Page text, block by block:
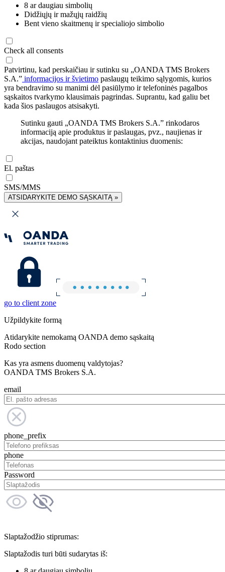
8 ar daugiau simbolių
Didžiųjų ir mažųjų raidžių
Bent vieno skaitmenų ir specialiojo simbolio
Check all consents
Patvirtinu, kad perskaičiau ir sutinku su „OANDA TMS Brokers
S.A.” informacijos ir švietimo paslaugų teikimo sąlygomis, kurios
yra bendravimo su manimi dėl pasiūlymo ir telefoninės pagalbos
sąskaitos tvarkymo klausimais pagrindas. Suprantu, kad galiu bet
kada šios paslaugos atsisakyti.
Sutinku gauti „OANDA TMS Brokers S.A.” rinkodaros
informaciją apie produktus ir paslaugas, pvz., naujienas ir
akcijas, naudojant pateiktus kontaktinius duomenis:
El. paštas
SMS/MMS
ATSIDARYKITE DEMO SĄSKAITĄ »
go to client zone
Užpildykite formą
Atidarykite nemokamą OANDA demo sąskaitą
Rodo section
Kas yra asmens duomenų valdytojas?
OANDA TMS Brokers S.A.
email
phone_prefix
phone
Password
Slaptažodžio stiprumas:
Slaptažodis turi būti sudarytas iš: